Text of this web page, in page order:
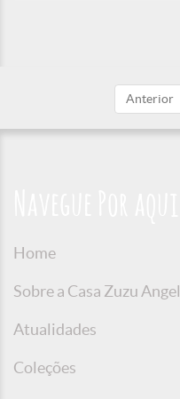
Anterior
Home
Sobre a Casa Zuzu Angel
Atualidades
Coleções